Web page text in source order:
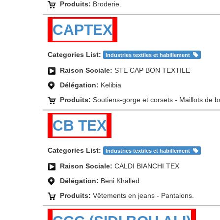
Produits: Broderie.
CAPTEX
Categories List: Industries textiles et habillement
Raison Sociale: STE CAP BON TEXTILE
Délégation: Kelibia
Produits: Soutiens-gorge et corsets - Maillots de
CB TEX
Categories List: Industries textiles et habillement
Raison Sociale: CALDI BIANCHI TEX
Délégation: Beni Khalled
Produits: Vêtements en jeans - Pantalons.